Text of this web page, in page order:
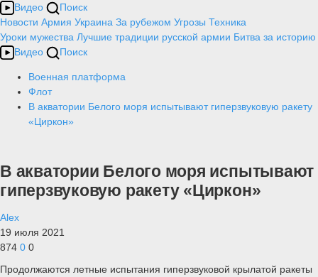
Видео
Поиск
Новости Армия Украина За рубежом Угрозы Техника
Уроки мужества Лучшие традиции русской армии Битва за историю
Видео
Поиск
Военная платформа
Флот
В акватории Белого моря испытывают гиперзвуковую ракету
«Циркон»
В акватории Белого моря испытывают
гиперзвуковую ракету «Циркон»
Alex
19 июля 2021
874 0 0
Продолжаются летные испытания гиперзвуковой крылатой ракеты